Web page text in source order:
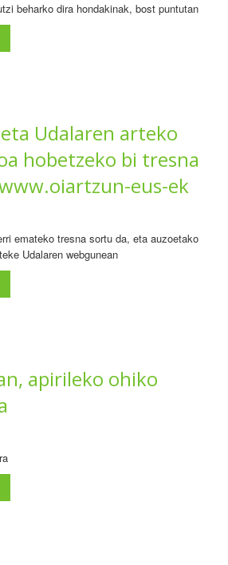
beharko dira hondakinak, bost puntutan
Udalaren arteko
hobetzeko bi tresna
eus-ek
emateko tresna sortu da, eta auzoetako
Udalaren webgunean
apirileko ohiko